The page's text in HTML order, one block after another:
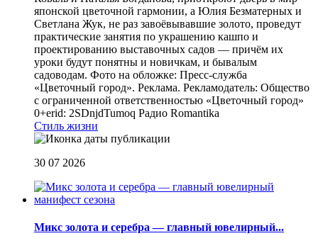
японской цветочной гармонии, а Юлия Безматерных и
Светлана Жук, не раз завоёвывавшие золото, проведут
практические занятия по украшению кашпо и
проектированию выставочных садов — причём их
уроки будут понятны и новичкам, и бывалым
садоводам. Фото на обложке: Пресс-служба
«Цветочный город». Реклама. Рекламодатель: Общество
с ограниченной ответственностью «Цветочный город»
0+erid: 2SDnjdTumoq Радио Romantika
Стиль жизни
30 07 2026
Микс золота и серебра — главный ювелирный...